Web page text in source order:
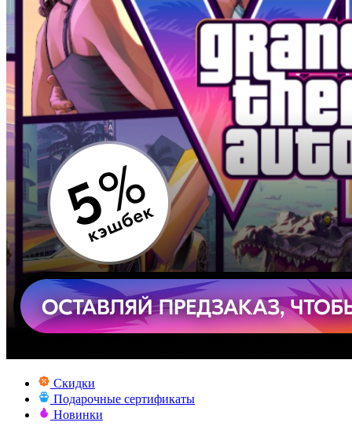
Скидки
Подарочные сертификаты
Новинки